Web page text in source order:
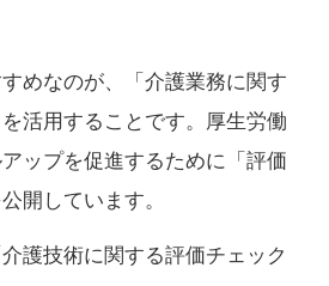
めなのが、「介護業務に関す
活用することです。厚生労働
ップを促進するために「評価
開しています。
護技術に関する評価チェック